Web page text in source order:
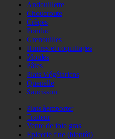
Andouillette
Choucroute
Crêpes
Fondue
Grenouilles
Huitres et coquillages
Moules
Pâtes
Plats Végétariens
Quenelle
Saucisson
Plats àemporter
Traiteur
Vente de foie gras
Epicerie fine (bientôt)